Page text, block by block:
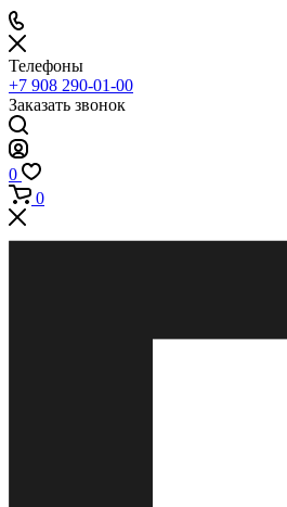
Телефоны
+7 908 290-01-00
Заказать звонок
0
0